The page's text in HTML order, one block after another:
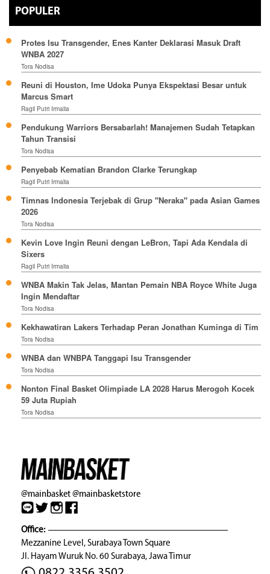
POPULER
Protes Isu Transgender, Enes Kanter Deklarasi Masuk Draft
WNBA 2027
Tora Nodisa
Reuni di Houston, Ime Udoka Punya Ekspektasi Besar untuk
Marcus Smart
Ragil Putri Irmalia
Pendukung Warriors Bersabarlah! Manajemen Sudah Tetapkan
Tahun Transisi
Tora Nodisa
Penyebab Kematian Brandon Clarke Terungkap
Ragil Putri Irmalia
Timnas Indonesia Terjebak di Grup "Neraka" pada Asian Games
2026
Tora Nodisa
Kevin Love Ingin Reuni dengan LeBron, Tapi Ada Kendala di
Sixers
Ragil Putri Irmalia
WNBA Makin Tak Jelas, Mantan Pemain NBA Royce White Juga
Ingin Mendaftar
Tora Nodisa
Kekhawatiran Lakers Terhadap Peran Jonathan Kuminga di Tim
Tora Nodisa
WNBA dan WNBPA Tanggapi Isu Transgender
Tora Nodisa
Nonton Final Basket Olimpiade LA 2028 Harus Merogoh Kocek
59 Juta Rupiah
Tora Nodisa
@mainbasket@mainbasketstore
Office:
Mezzanine Level, Surabaya Town Square
Jl. Hayam Wuruk No. 60 Surabaya, Jawa Timur